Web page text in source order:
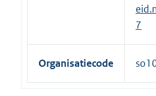
7
Organisatiecode